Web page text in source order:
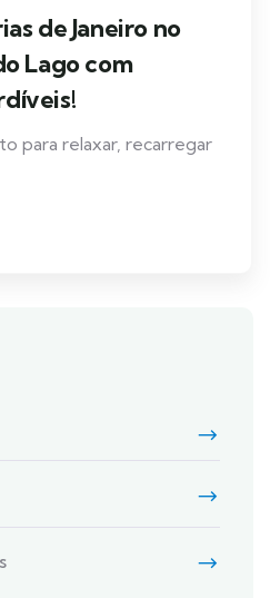
de Janeiro no
Lago com
para relaxar, recarregar